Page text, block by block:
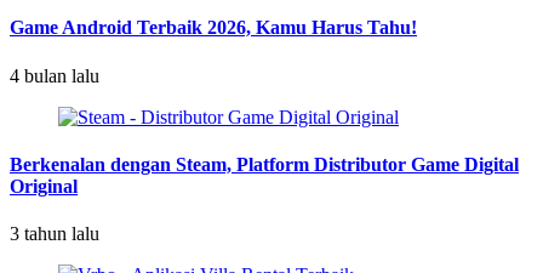
Game Android Terbaik 2026, Kamu Harus Tahu!
4 bulan lalu
Berkenalan dengan Steam, Platform Distributor Game Digital
Original
3 tahun lalu